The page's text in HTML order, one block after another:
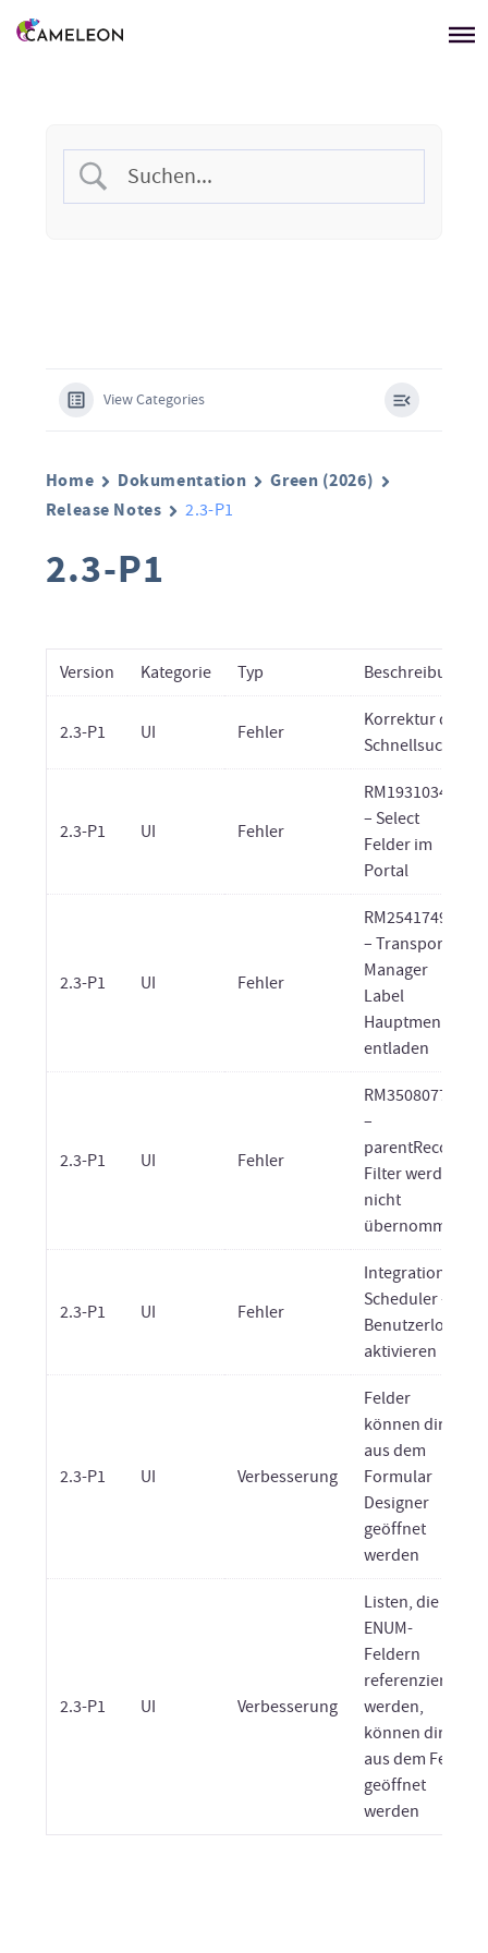
View Categories
Home Dokumentation
Green (2026)
Release Notes
2.3-P1
2.3-P1
Version Kategorie Typ Beschreibung
2.3-P1 UI Fehler
Korrektur der
Schnellsuche
2.3-P1 UI Fehler
RM19310349
– Select
Felder im
Portal
2.3-P1 UI Fehler
RM25417497
– Transport-
Manager
Label
Hauptmenü
entladen
2.3-P1 UI Fehler
RM35080774
–
parentRecord
Filter werden
nicht
übernommen
2.3-P1 UI Fehler
Integration
Scheduler –
Benutzerlogin
aktivieren
2.3-P1 UI Verbesserung
Felder
können direkt
aus dem
Formular
Designer
geöffnet
werden
2.3-P1 UI Verbesserung
Listen, die in
ENUM-
Feldern
referenziert
werden,
können direkt
aus dem Feld
geöffnet
werden